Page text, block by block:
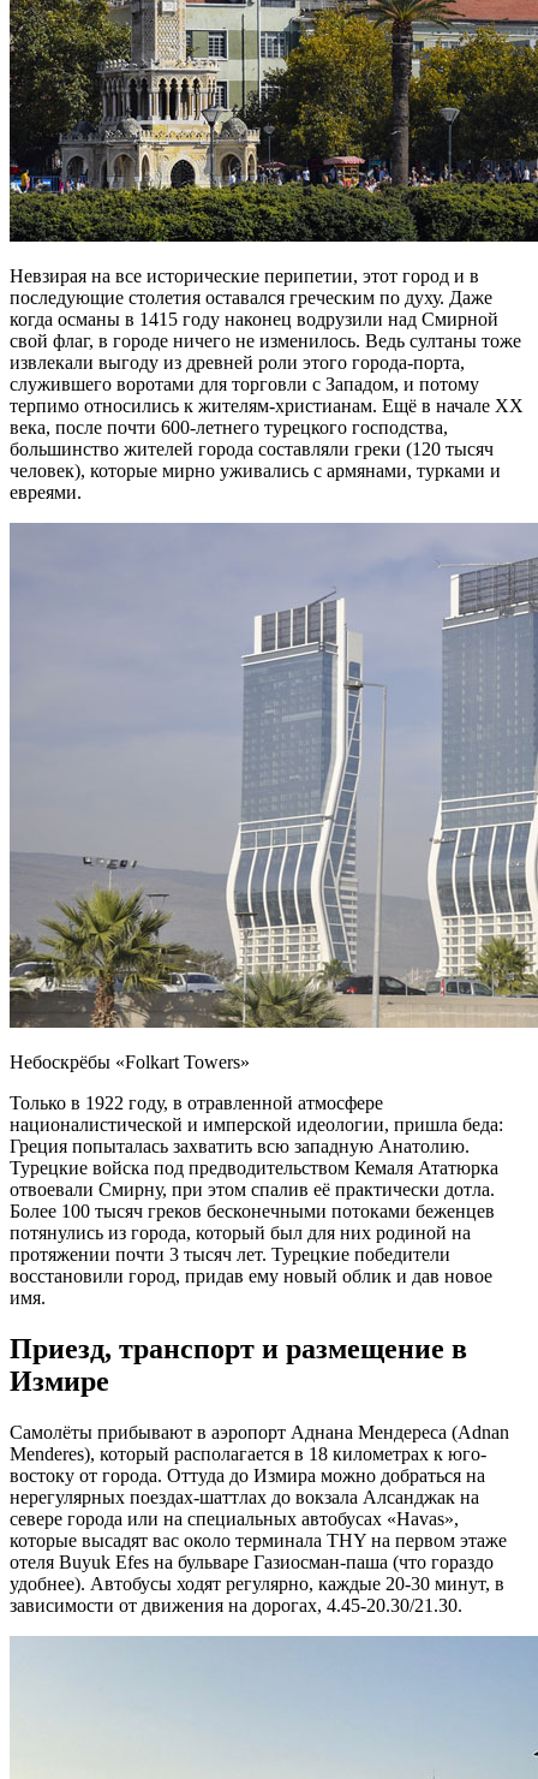
Невзирая на все исторические перипетии, этот город и в
последующие столетия оставался греческим по духу. Даже
когда османы в 1415 году наконец водрузили над Смирной
свой флаг, в городе ничего не изменилось. Ведь султаны тоже
извлекали выгоду из древней роли этого города-порта,
служившего воротами для торговли с Западом, и потому
терпимо относились к жителям-христианам. Ещё в начале XX
века, после почти 600-летнего турецкого господства,
большинство жителей города составляли греки (120 тысяч
человек), которые мирно уживались с армянами, турками и
евреями.
Небоскрёбы «Folkart Towers»
Только в 1922 году, в отравленной атмосфере
националистической и имперской идеологии, пришла беда:
Греция попыталась захватить всю западную Анатолию.
Турецкие войска под предводительством Кемаля Ататюрка
отвоевали Смирну, при этом спалив её практически дотла.
Более 100 тысяч греков бесконечными потоками беженцев
потянулись из города, который был для них родиной на
протяжении почти 3 тысяч лет. Турецкие победители
восстановили город, придав ему новый облик и дав новое
имя.
Приезд, транспорт и размещение в
Измире
Самолёты прибывают в аэропорт Аднана Мендереса (Adnan
Menderes), который располагается в 18 километрах к юго-
востоку от города. Оттуда до Измира можно добраться на
нерегулярных поездах-шаттлах до вокзала Алсанджак на
севере города или на специальных автобусах «Havas»,
которые высадят вас около терминала THY на первом этаже
отеля Buyuk Efes на бульваре Газиосман-паша (что гораздо
удобнее). Автобусы ходят регулярно, каждые 20-30 минут, в
зависимости от движения на дорогах, 4.45-20.30/21.30.